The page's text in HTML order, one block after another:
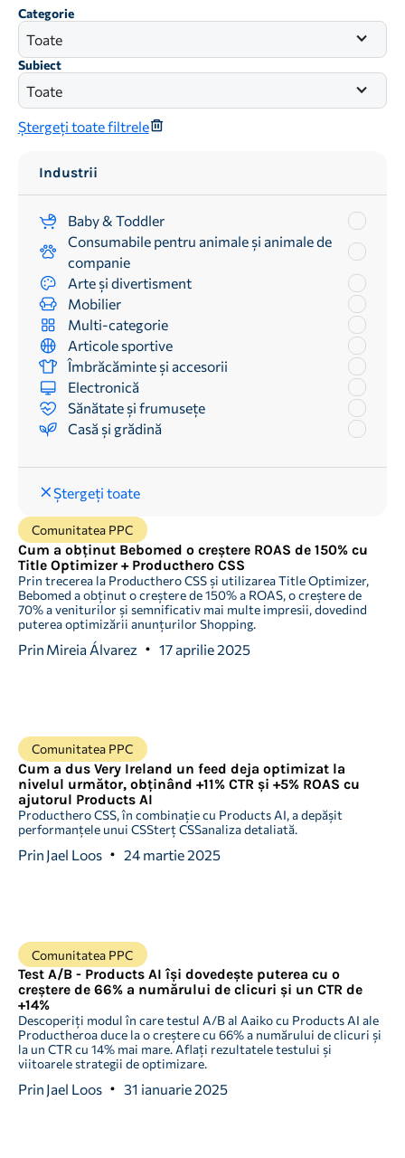
Categorie
Toate
Subiect
Toate
Ștergeți toate filtrele
Industrii
Baby & Toddler
Consumabile pentru animale și animale de
companie
Arte și divertisment
Mobilier
Multi-categorie
Articole sportive
Îmbrăcăminte și accesorii
Electronică
Sănătate și frumusețe
Casă și grădină
Ștergeți toate
Comunitatea PPC
Cum a obținut Bebomed o creștere ROAS de 150% cu
Title Optimizer + Producthero CSS
Prin trecerea la Producthero CSS și utilizarea Title Optimizer,
Bebomed a obținut o creștere de 150% a ROAS, o creștere de
70% a veniturilor și semnificativ mai multe impresii, dovedind
puterea optimizării anunțurilor Shopping.
Prin Mireia Álvarez 17 aprilie 2025
Comunitatea PPC
Cum a dus Very Ireland un feed deja optimizat la
nivelul următor, obținând +11% CTR și +5% ROAS cu
ajutorul Products AI
Producthero CSS, în combinație cu Products AI, a depășit
performanțele unui CSSterț CSSanaliza detaliată.
Prin Jael Loos 24 martie 2025
Comunitatea PPC
Test A/B - Products AI își dovedește puterea cu o
creștere de 66% a numărului de clicuri și un CTR de
+14%
Descoperiți modul în care testul A/B al Aaiko cu Products AI ale
Productheroa duce la o creștere cu 66% a numărului de clicuri și
la un CTR cu 14% mai mare. Aflați rezultatele testului și
viitoarele strategii de optimizare.
Prin Jael Loos 31 ianuarie 2025